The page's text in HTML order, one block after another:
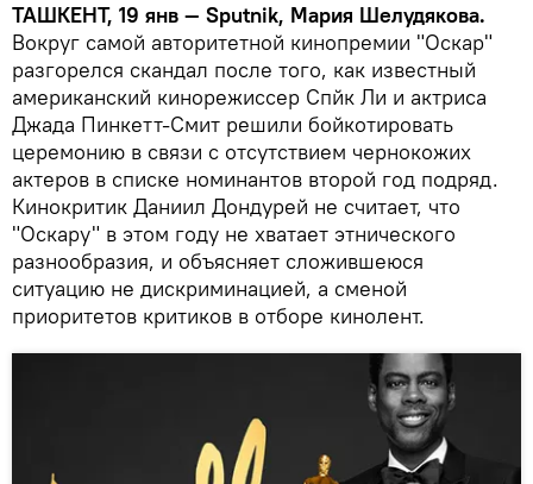
ТАШКЕНТ, 19 янв — Sputnik, Мария Шелудякова.
Вокруг самой авторитетной кинопремии "Оскар"
разгорелся скандал после того, как известный
американский кинорежиссер Спйк Ли и актриса
Джада Пинкетт-Смит решили бойкотировать
церемонию в связи с отсутствием чернокожих
актеров в списке номинантов второй год подряд.
Кинокритик Даниил Дондурей не считает, что
"Оскару" в этом году не хватает этнического
разнообразия, и объясняет сложившеюся
ситуацию не дискриминацией, а сменой
приоритетов критиков в отборе кинолент.